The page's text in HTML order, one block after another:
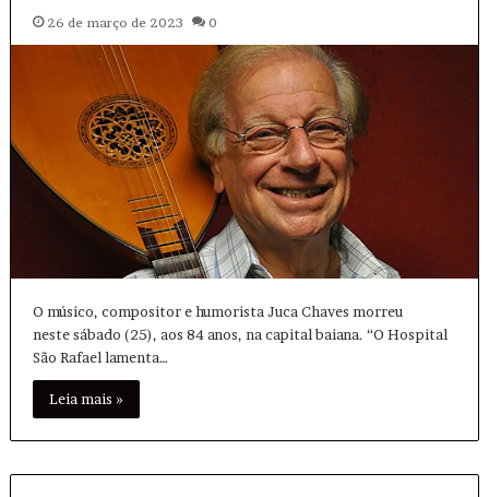
26 de março de 2023 0
O músico, compositor e humorista Juca Chaves morreu
neste sábado (25), aos 84 anos, na capital baiana. “O Hospital
São Rafael lamenta…
Leia mais »